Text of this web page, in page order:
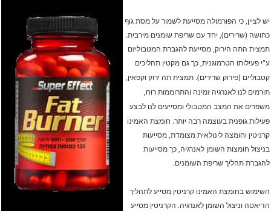
יש לציין, כי הפורמולה מסייעת לשמור על מסת גוף
כחושה (שרירים), יחד עם שריפת שומנים מירבית.
תמצית התה הירוק, מסייעת להגברת המטבוליזם
ע"י פעילותו הטרמוגנית, כך גם מקטין תהליכים
קטבוליים (פירוק שרירים). תמצית תה ירוק וקפאין,
תורמים לנו לאנרגיה זמינה והתרוממות רוח,
משפרים את המצב המטבולי ומסייעים לנו לבצע
פעילות גופנית בעוצמה רבה יותר. חומצת האמינו
קרניטין וחומצה לינולאית מצומדת, מסייעות
בניצול חומצות השומן לאנרגיה, כך מסייעות
להגברת תהליך שריפת השומנים.
השימוש בחומצת האמינו קרניטין מסייע לתהליך
הדיאטה וניצול השומן לאנרגיה. הקרניטין מסייע